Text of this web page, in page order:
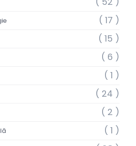
( 17 )
( 15 )
( 6 )
( 1 )
( 24 )
( 2 )
( 1 )